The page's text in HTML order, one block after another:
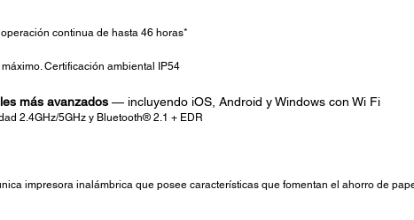
continua de hasta 46 horas*
Certificación ambiental IP54
más avanzados— incluyendo iOS, Android y Windows con Wi Fi
2.4GHz/5GHz y Bluetooth® 2.1 + EDR
impresora inalámbrica que posee características que fomentan el ahorro de